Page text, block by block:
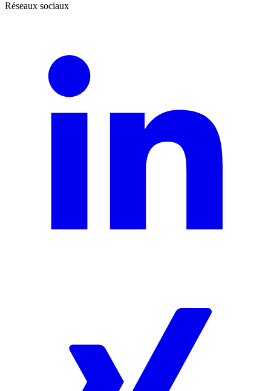
Réseaux sociaux